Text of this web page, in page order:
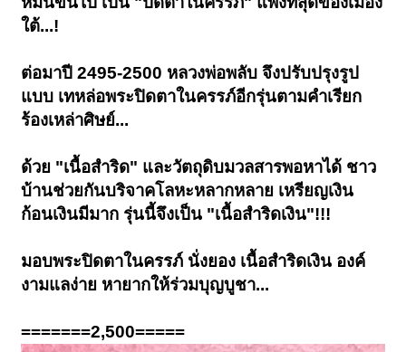
ใต้...!
ต่อมาปี 2495-2500 หลวงพ่อพลับ จึงปรับปรุงรูป
แบบ เทหล่อพระปิดตาในครรภ์อีกรุ่นตามคำเรียก
ร้องเหล่าศิษย์...
ด้วย "เนื้อสำริด" และวัตถุดิบมวลสารพอหาได้ ชาว
บ้านช่วยกันบริจาคโลหะหลากหลาย เหรียญเงิน
ก้อนเงินมีมาก รุ่นนี้จึงเป็น "เนื้อสำริดเงิน"!!!
มอบพระปิดตาในครรภ์ นั่งยอง เนื้อสำริดเงิน องค์
งามแลง่าย หายากให้ร่วมบุญบูชา...
=======2,500=====